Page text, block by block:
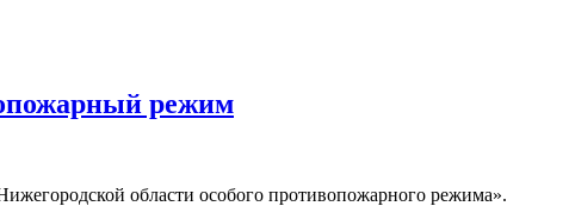
режим
области особого противопожарного режима».